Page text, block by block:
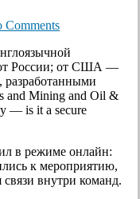
Comments
России; от США —
and Mining and Oil &
— is it a secure
в режиме онлайн:
к мероприятию,
внутри команд.